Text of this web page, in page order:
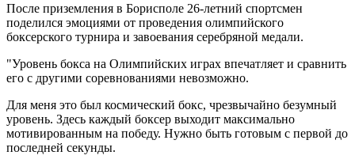
После приземления в Борисполе 26-летний спортсмен
поделился эмоциями от проведения олимпийского
боксерского турнира и завоевания серебряной медали.
"Уровень бокса на Олимпийских играх впечатляет и сравнить
его с другими соревнованиями невозможно.
Для меня это был космический бокс, чрезвычайно безумный
уровень. Здесь каждый боксер выходит максимально
мотивированным на победу. Нужно быть готовым с первой до
последней секунды.